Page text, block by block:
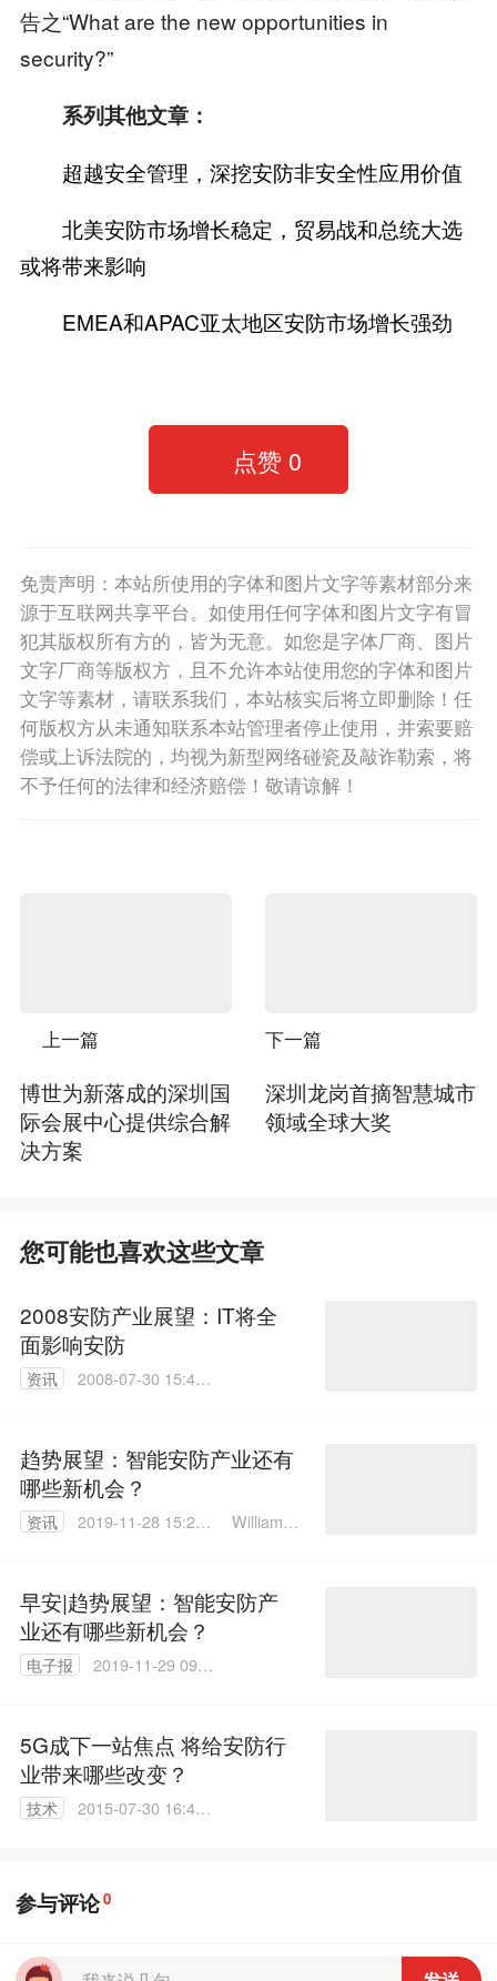
告之“What are the new opportunities in
security?”
系列其他文章：
超越安全管理，深挖安防非安全性应用价值
北美安防市场增长稳定，贸易战和总统大选
或将带来影响
EMEA和APAC亚太地区安防市场增长强劲
点赞 0
免责声明：本站所使用的字体和图片文字等素材部分来
源于互联网共享平台。如使用任何字体和图片文字有冒
犯其版权所有方的，皆为无意。如您是字体厂商、图片
文字厂商等版权方，且不允许本站使用您的字体和图片
文字等素材，请联系我们，本站核实后将立即删除！任
何版权方从未通知联系本站管理者停止使用，并索要赔
偿或上诉法院的，均视为新型网络碰瓷及敲诈勒索，将
不予任何的法律和经济赔偿！敬请谅解！
上一篇
博世为新落成的深圳国
际会展中心提供综合解
决方案
下一篇
深圳龙岗首摘智慧城市
领域全球大奖
您可能也喜欢这些文章
2008安防产业展望：IT将全
面影响安防
资讯
2008-07-30 15:47:
趋势展望：智能安防产业还有
哪些新机会？
资讯
2019-11-28 15:28:
William P
早安|趋势展望：智能安防产
业还有哪些新机会？
电子报
2019-11-29 09:1
5G成下一站焦点 将给安防行
业带来哪些改变？
技术
2015-07-30 16:42:
参与评论0